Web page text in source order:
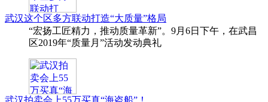
武汉这个区多方联动打造“大质量”格局
“宏扬工匠精力，推动质量革新”。9月6日下午，在武昌
区2019年“质量月”活动发动典礼
武汉拍卖会上55万买真“海盗船”！